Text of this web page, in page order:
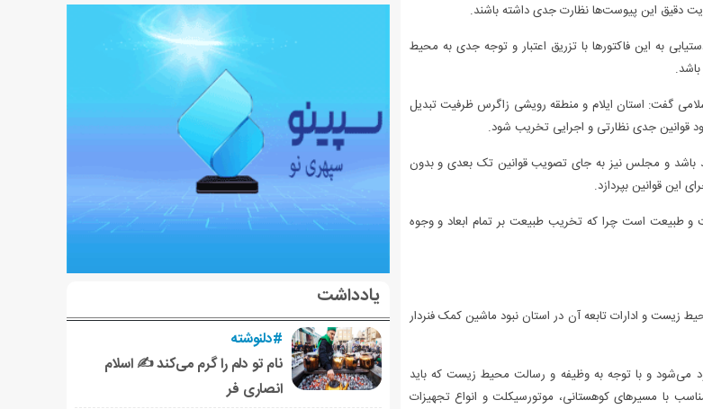
دقیق این پیوست‌ها نظارت جدی داشته باشند.
به این فاکتورها با تزریق اعتبار و توجه جدی به محیط
گفت: استان ایلام و منطقه رویشی زاگرس ظرفیت تبدیل
قوانین جدی نظارتی و اجرایی تخریب شود.
و مجلس نیز به جای تصویب قوانین تک بعدی و بدون
این قوانین بپردازد.
طبیعت است چرا که تخریب طبیعت بر تمام ابعاد و وجوه
و ادارات تابعه آن در استان نبود ماشین کمک فنردار
موجود می‌شود و با توجه به وظیفه و رسالت محیط زیست که باید
با مسیرهای کوهستانی، موتورسیکلت و انواع تجهیزات
یادداشت
#دلنوشته
نام تو دلم را گرم می‌کند ✍️ اسلام
انصاری فر